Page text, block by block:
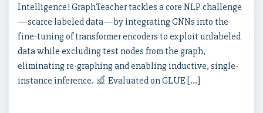
Intelligence! GraphTeacher tackles a core NLP challenge
—scarce labeled data—by integrating GNNs into the
fine-tuning of transformer encoders to exploit unlabeled
data while excluding test nodes from the graph,
eliminating re-graphing and enabling inductive, single-
instance inference.
Evaluated on GLUE […]